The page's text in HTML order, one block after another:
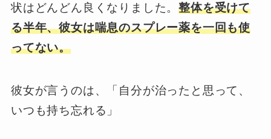
状はどんどん良くなりました。整体を受けて
る半年、彼女は喘息のスプレー薬を一回も使
ってない。
彼女が言うのは、「自分が治ったと思って、
いつも持ち忘れる」